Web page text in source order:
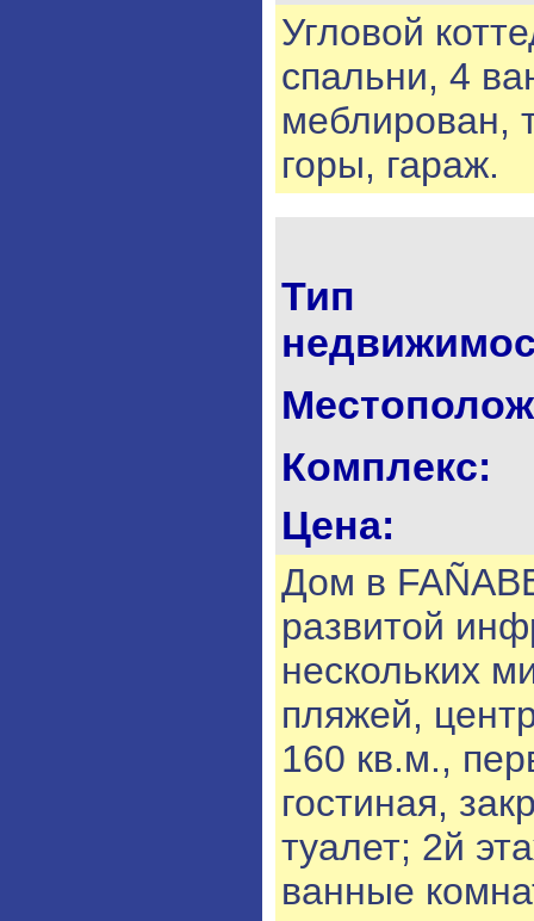
Угловой
спальни, 4
меблирован,
горы, гараж.
Тип
Комплекс:
Цена:
Дом в
развитой
нескольких
пляжей,
160 кв.м.,
гостиная,
туалет; 2й
ванные